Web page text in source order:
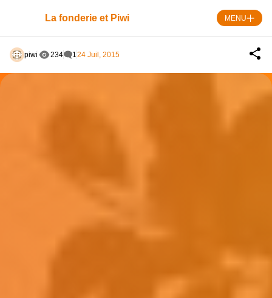
La fonderie et Piwi MENU
piwi 234 1 24 Juil, 2015